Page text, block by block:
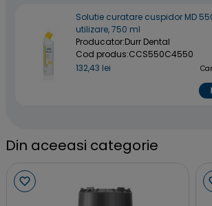
Solutie curatare cuspidor MD
utilizare, 750 ml
Producator:Durr Dental
Cod produs:CCS550C4550
132,43 lei
Din aceeasi categorie